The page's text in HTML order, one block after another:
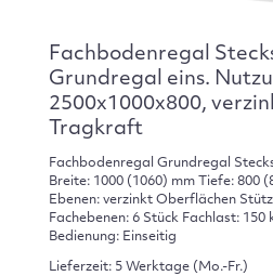
Fachbodenregal
Grundregal eins.
2500x1000x800,
Tragkraft
Fachbodenregal Grundregal
Breite: 1000 (1060) mm Tiefe: 800
Ebenen: verzinkt Oberflächen
Fachebenen: 6 Stück Fachlast: 150
Bedienung: Einseitig
Lieferzeit: 5 Werktage (Mo.-Fr.)